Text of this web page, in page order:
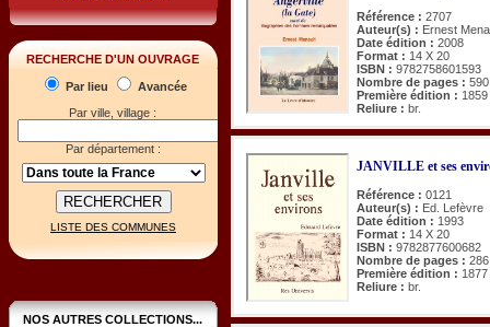
RECHERCHE D'UN OUVRAGE
Par lieu
Avancée
Par ville, village :
Par département :
LISTE DES COMMUNES
NOS AUTRES COLLECTIONS...
Référence : 2707
Auteur(s) : Ernest
Date édition : 2008
Format : 14 X 20
ISBN : 9782758601593
Nombre de pages : 590
Première édition : 1859
Reliure : br.
JANVILLE et ses
Référence : 0121
Auteur(s) : Ed. Lefèvre
Date édition : 1993
Format : 14 X 20
ISBN : 9782877600682
Nombre de pages : 286
Première édition : 1877
Reliure : br.